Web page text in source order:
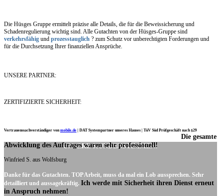
Die Hüsges Gruppe ermittelt präzise alle Details, die für die Beweissicherung und
Schadenregulierung wichtig sind. Alle Gutachten von der Hüsges-Gruppe sind
verkehrsfähig und prozesstauglich ? zum Schutz vor unberechtigten Forderungen und
für die Durchsetzung Ihrer finanziellen Ansprüche.
UNSERE PARTNER:
ZERTIFIZIERTE SICHERHEIT:
Vertrauenssachverständiger vonmobile.de DAT Systempartner unseres Hauses | TüV Süd Prüfgeschäft nach §29
UNSERE KUNDENSTIMMEN:
Die gesamte
Abwicklung des Auftrages waren sehr professionell!
Winfried S. aus Wolfsburg
Danke für das Gutachten. TOP Arbeit, muss da mal ein Lob aussprechen. Sehr
detailliert und aussagekräftig. Ich werde mit Sicherheit ihren Dienst erneut
in Anspruch nehmen!